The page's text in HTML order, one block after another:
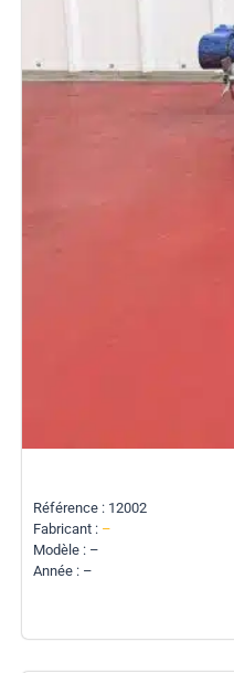
Référence : 12002
Fabricant : –
Modèle : –
Année : –